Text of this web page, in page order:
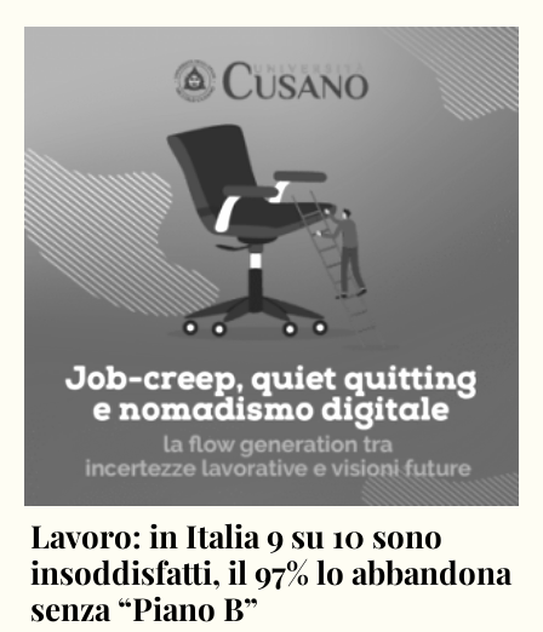
Lavoro: in Italia 9 su 10 sono
insoddisfatti, il 97% lo abbandona
senza “Piano B”